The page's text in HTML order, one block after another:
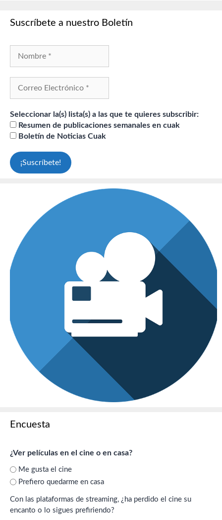
Suscríbete a nuestro Boletín
Seleccionar la(s) lista(s) a las que te quieres subscribir:
Resumen de publicaciones semanales en cuak
Boletín de Noticias Cuak
Encuesta
¿Ver películas en el cine o en casa?
Me gusta el cine
Prefiero quedarme en casa
Con las plataformas de streaming, ¿ha perdido el cine su
encanto o lo sigues prefiriendo?